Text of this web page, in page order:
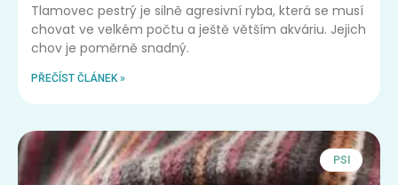
Tlamovec pestrý je silně agresivní ryba, která se musí
chovat ve velkém počtu a ještě větším akváriu. Jejich
chov je poměrně snadný.
PŘEČÍST ČLÁNEK »
PSI